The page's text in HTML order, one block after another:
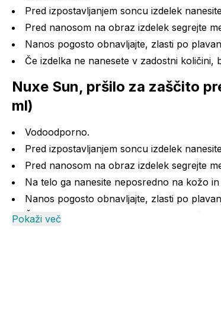
Pred izpostavljanjem soncu izdelek
Pred nanosom na obraz izdelek segrejte
Nanos pogosto obnavljajte, zlasti po
Če izdelka ne nanesete v zadostni
Nuxe Sun, pršilo za zaščito
ml)
Vodoodporno.
Pred izpostavljanjem soncu izdelek
Pred nanosom na obraz izdelek segrejte
Na telo ga nanesite neposredno na kožo
Nanos pogosto obnavljajte, zlasti po
Če izdelka ne nanesete v zadostni količini,
Pokaži več